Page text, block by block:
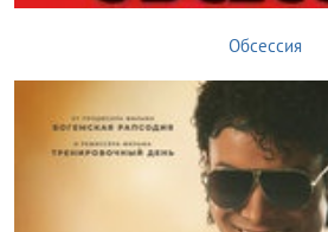
Обсессия